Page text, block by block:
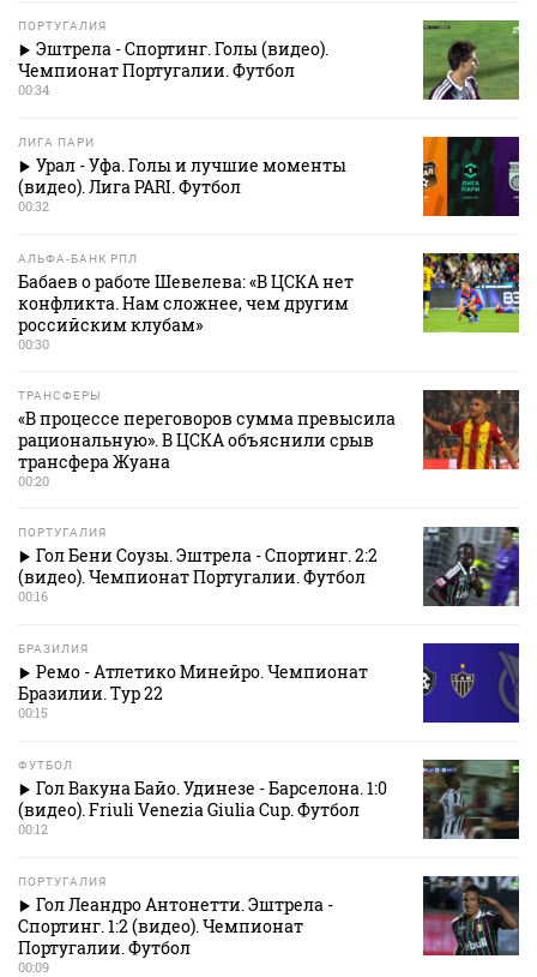
ПОРТУГАЛИЯ
Эштрела - Спортинг. Голы (видео).
Чемпионат Португалии. Футбол
00:34
ЛИГА ПАРИ
Урал - Уфа. Голы и лучшие моменты
(видео). Лига PARI. Футбол
00:32
АЛЬФА-БАНК РПЛ
Бабаев о работе Шевелева: «В ЦСКА нет
конфликта. Нам сложнее, чем другим
российским клубам»
00:30
ТРАНСФЕРЫ
«В процессе переговоров сумма превысила
рациональную». В ЦСКА объяснили срыв
трансфера Жуана
00:20
ПОРТУГАЛИЯ
Гол Бени Соузы. Эштрела - Спортинг. 2:2
(видео). Чемпионат Португалии. Футбол
00:16
БРАЗИЛИЯ
Ремо - Атлетико Минейро. Чемпионат
Бразилии. Тур 22
00:15
ФУТБОЛ
Гол Вакуна Байо. Удинезе - Барселона. 1:0
(видео). Friuli Venezia Giulia Cup. Футбол
00:12
ПОРТУГАЛИЯ
Гол Леандро Антонетти. Эштрела -
Спортинг. 1:2 (видео). Чемпионат
Португалии. Футбол
00:09